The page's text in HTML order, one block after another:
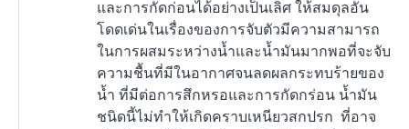
และการกัดก่อนได้อย่างเป็นเลิศ ให้สมดุลอัน
โดดเด่นในเรื่องของการจับตัวมีความสามารถ
ในการผสมระหว่างน้ำและน้ำมันมากพอที่จะจับ
ความชื้นที่มีในอากาศจนลดผลกระทบร้ายของ
น้ำ ที่มีต่อการสึกหรอและการกัดกร่อน น้ำมัน
ชนิดนี้ไม่ทำให้เกิดคราบเหนียวสกปรก ที่อาจ